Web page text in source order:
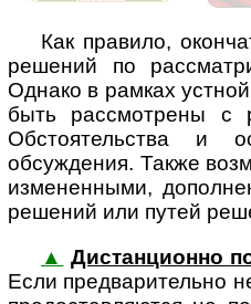
Как правило,
решений по
Однако в рамках
быть рассмотрены с
Обстоятельства и
обсуждения. Также
измененными,
решений или путей
▲ Дистанционно
Если пред­ва­ри­тел­ьно